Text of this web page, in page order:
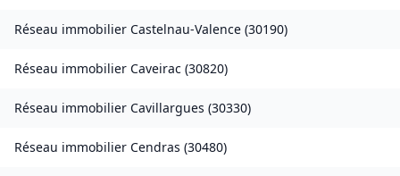
Réseau immobilier Castelnau-Valence (30190)
Réseau immobilier Caveirac (30820)
Réseau immobilier Cavillargues (30330)
Réseau immobilier Cendras (30480)